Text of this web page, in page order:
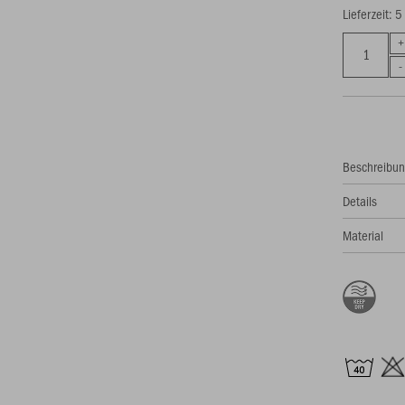
Lieferzeit: 5
Details
Material